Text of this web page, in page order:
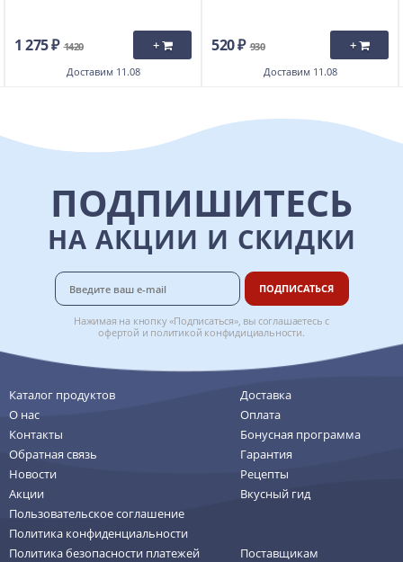
1 275 ₽ 1420 +
Доставим 11.08
520 ₽ 930 +
Доставим 11.08
ПОДПИШИТЕСЬ
НА АКЦИИ И СКИДКИ
ПОДПИСАТЬСЯ
Нажимая на кнопку «Подписаться», вы соглашаетесь с
офертой и политикой конфидициальности.
Каталог продуктов
О нас
Контакты
Обратная связь
Новости
Акции
Пользовательское соглашение
Политика конфиденциальности
Политика безопасности платежей
Доставка
Оплата
Бонусная программа
Гарантия
Рецепты
Вкусный гид
Поставщикам